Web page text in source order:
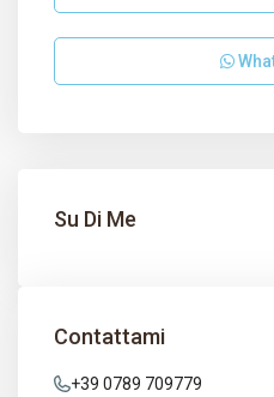
Su Di Me
Contattami
+39 0789 709779